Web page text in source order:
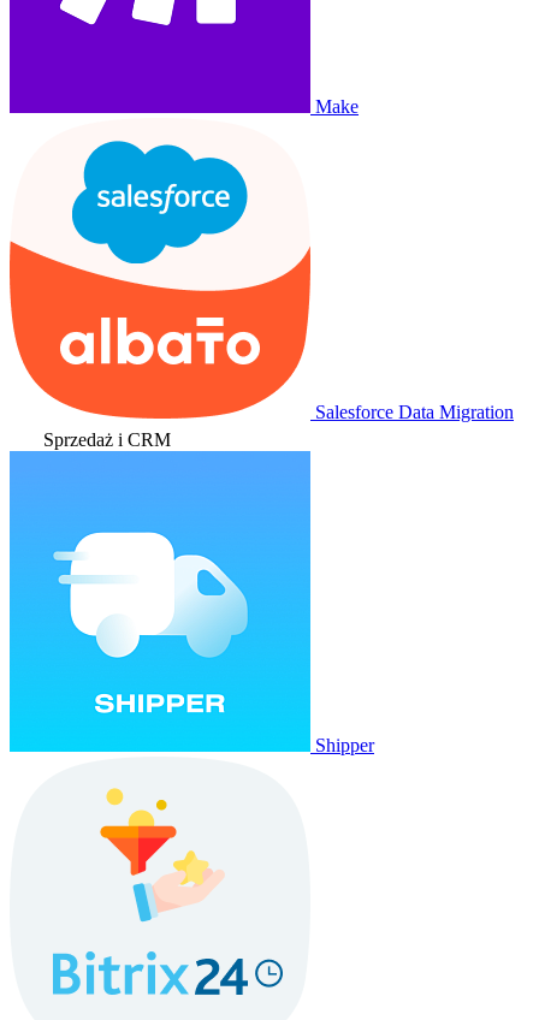
Make
Salesforce Data Migration
Sprzedaż i CRM
Shipper